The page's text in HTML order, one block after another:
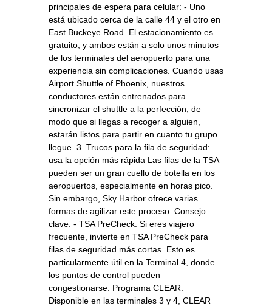
principales de espera para celular: - Uno
está ubicado cerca de la calle 44 y el otro en
East Buckeye Road. El estacionamiento es
gratuito, y ambos están a solo unos minutos
de los terminales del aeropuerto para una
experiencia sin complicaciones. Cuando usas
Airport Shuttle of Phoenix, nuestros
conductores están entrenados para
sincronizar el shuttle a la perfección, de
modo que si llegas a recoger a alguien,
estarán listos para partir en cuanto tu grupo
llegue. 3. Trucos para la fila de seguridad:
usa la opción más rápida Las filas de la TSA
pueden ser un gran cuello de botella en los
aeropuertos, especialmente en horas pico.
Sin embargo, Sky Harbor ofrece varias
formas de agilizar este proceso: Consejo
clave: - TSA PreCheck: Si eres viajero
frecuente, invierte en TSA PreCheck para
filas de seguridad más cortas. Esto es
particularmente útil en la Terminal 4, donde
los puntos de control pueden
congestionarse. Programa CLEAR:
Disponible en las terminales 3 y 4, CLEAR